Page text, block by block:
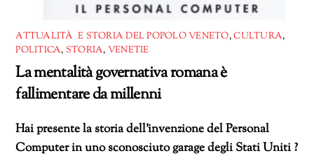
ATTUALITÀ E STORIA DEL POPOLO VENETO,CULTURA,
POLITICA, STORIA, VENETIE
La mentalità governativa romana è
fallimentare da millenni
Hai presente la storia dell’invenzione del Personal
Computer in uno sconosciuto garage degli Stati Uniti ?